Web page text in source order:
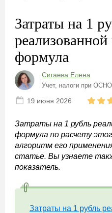
Затраты на 1
формула
Сигаева Елена
Учет, налоги при
19 июня 2026
Затраты на 1 рубль
формула по расчету
алгоритм его
статье. Вы узнаете
показатель.
Затраты на 1 рубль